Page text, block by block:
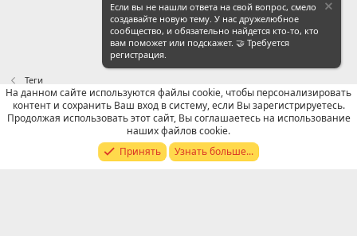
Теги
Russian (RU)
Условия и правила
Политика конфиденциальности
Помощь
R
S
Если вы не нашли ответа на свой вопрос, смело
создавайте новую тему. У нас дружелюбное
сообщество, и обязательно найдется кто-то, кто
вам поможет или подскажет. 🤝 Требуется
регистрация.
На данном сайте используются файлы cookie, чтобы персонализировать
контент и сохранить Ваш вход в систему, если Вы зарегистрируетесь.
Продолжая использовать этот сайт, Вы соглашаетесь на использование
наших файлов cookie.
Принять
Узнать больше...